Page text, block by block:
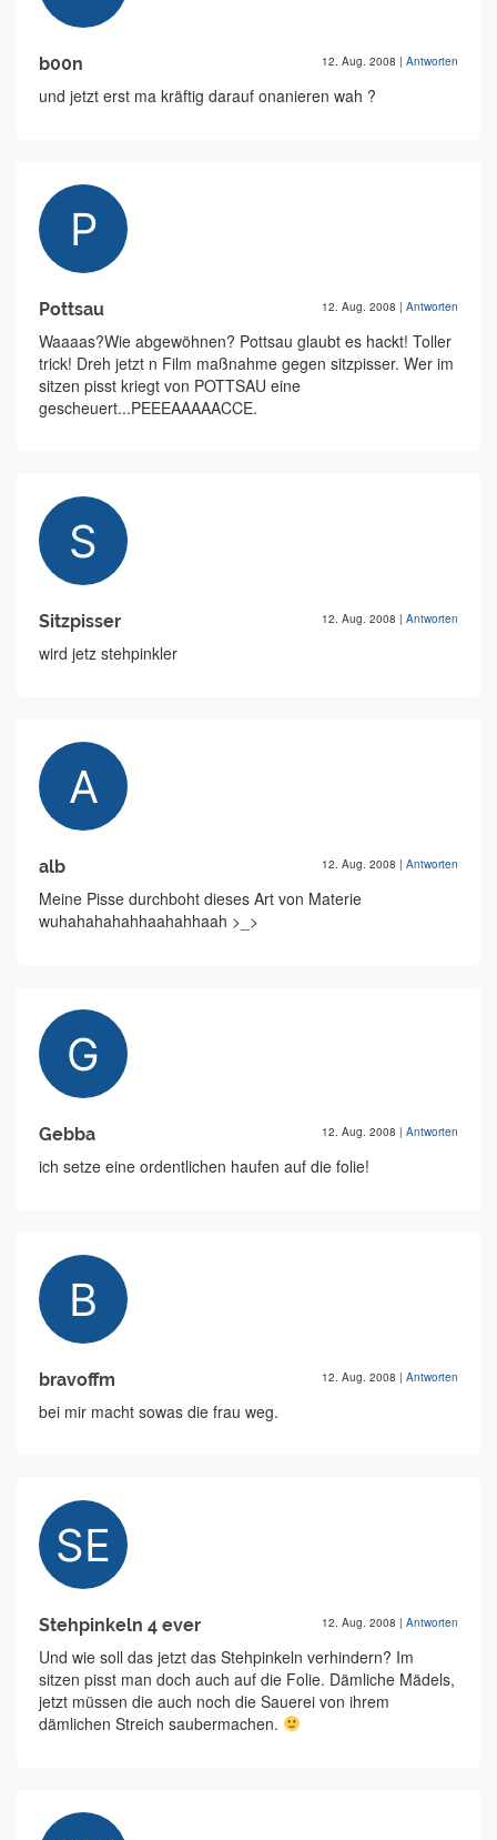
b00n 12. Aug. 2008 | Antworten
und jetzt erst ma kräftig darauf onanieren wah ?
Pottsau 12. Aug. 2008 | Antworten
Waaaas?Wie abgewöhnen? Pottsau glaubt es hackt! Toller
trick! Dreh jetzt n Film maßnahme gegen sitzpisser. Wer im
sitzen pisst kriegt von POTTSAU eine
gescheuert...PEEEAAAAACCE.
Sitzpisser 12. Aug. 2008 | Antworten
wird jetz stehpinkler
alb 12. Aug. 2008 | Antworten
Meine Pisse durchboht dieses Art von Materie
wuhahahahahhaahahhaah >_>
Gebba 12. Aug. 2008 | Antworten
ich setze eine ordentlichen haufen auf die folie!
bravoffm 12. Aug. 2008 | Antworten
bei mir macht sowas die frau weg.
Stehpinkeln 4 ever 12. Aug. 2008 | Antworten
Und wie soll das jetzt das Stehpinkeln verhindern? Im
sitzen pisst man doch auch auf die Folie. Dämliche Mädels,
jetzt müssen die auch noch die Sauerei von ihrem
dämlichen Streich saubermachen.